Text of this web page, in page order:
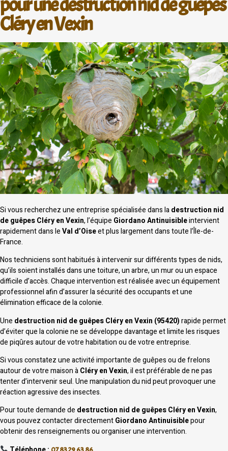
Cléry en Vexin
Si vous recherchez une entreprise spécialisée dans ladestruction nid
de guêpes Cléry en Vexin, l’équipe Giordano Antinuisibleintervient
rapidement dans leVal d’Oiseet plus largement dans toute l’Île-de-
France.
Nos techniciens sont habitués à intervenir sur différents types de nids,
qu’ils soient installés dans une toiture, un arbre, un mur ou un espace
difficile d’accès. Chaque intervention est réalisée avec un équipement
professionnel afin d’assurer la sécurité des occupants et une
élimination efficace de la colonie.
Une destruction nid de guêpes Cléry en Vexin (95420)rapide permet
d’éviter que la colonie ne se développe davantage et limite les risques
de piqûres autour de votre habitation ou de votre entreprise.
Si vous constatez une activité importante de guêpes ou de frelons
autour de votre maison àCléry en Vexin, il est préférable de ne pas
tenter d’intervenir seul. Une manipulation du nid peut provoquer une
réaction agressive des insectes.
Pour toute demande de destruction nid de guêpes Cléry en Vexin,
vous pouvez contacter directementGiordano Antinuisiblepour
obtenir des renseignements ou organiser une intervention.